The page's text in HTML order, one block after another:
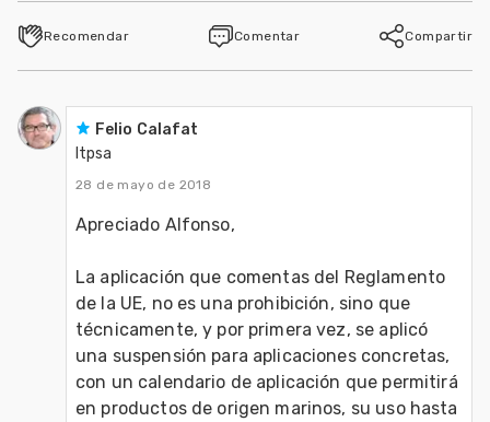
Recomendar Comentar Compartir
Felio Calafat
Itpsa
28 de mayo de 2018
Apreciado Alfonso,
La aplicación que comentas del Reglamento
de la UE, no es una prohibición, sino que
técnicamente, y por primera vez, se aplicó
una suspensión para aplicaciones concretas,
con un calendario de aplicación que permitirá
en productos de origen marinos, su uso hasta